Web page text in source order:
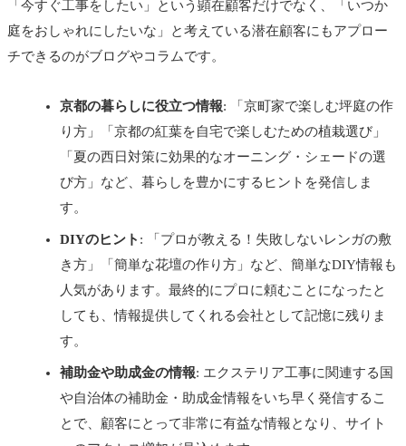
「今すぐ工事をしたい」という顕在顧客だけでなく、「いつか
庭をおしゃれにしたいな」と考えている潜在顧客にもアプロー
チできるのがブログやコラムです。
京都の暮らしに役立つ情報: 「京町家で楽しむ坪庭の作
り方」「京都の紅葉を自宅で楽しむための植栽選び」
「夏の西日対策に効果的なオーニング・シェードの選
び方」など、暮らしを豊かにするヒントを発信しま
す。
DIYのヒント : 「プロが教える！失敗しないレンガの敷
き方」「簡単な花壇の作り方」など、簡単なDIY情報も
人気があります。最終的にプロに頼むことになったと
しても、情報提供してくれる会社として記憶に残りま
す。
補助金や助成金の情報: エクステリア工事に関連する国
や自治体の補助金・助成金情報をいち早く発信するこ
とで、顧客にとって非常に有益な情報となり、サイト